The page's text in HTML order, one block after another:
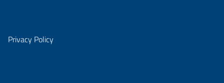
Privacy Policy